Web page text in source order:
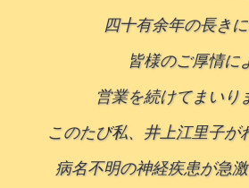
四十有余年の長き
皆様のご厚情に
営業を続けてまいり
このたび私、井上江里子が
病名不明の神経疾患が急